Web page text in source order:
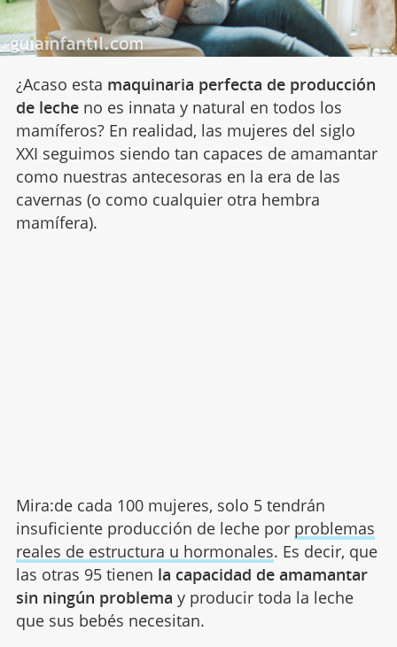
¿Acaso esta maquinaria perfecta de producción
de lecheno es innata y natural en todos los
mamíferos? En realidad, las mujeres del siglo
XXI seguimos siendo tan capaces de amamantar
como nuestras antecesoras en la era de las
cavernas (o como cualquier otra hembra
mamífera).
Mira:de cada 100 mujeres, solo 5 tendrán
insuficiente producción de leche por problemas
reales de estructura u hormonales. Es decir, que
las otras 95 tienen la capacidad de amamantar
sin ningún problema y producir toda la leche
que sus bebés necesitan.